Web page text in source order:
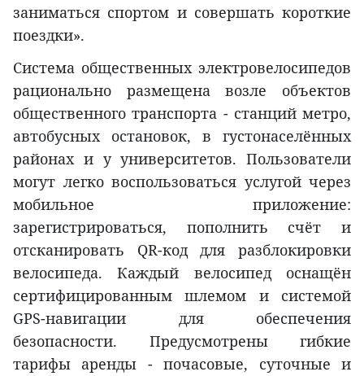
заниматься спортом и совершать короткие
поездки».
Система общественных электровелосипедов
рационально размещена возле объектов
общественного транспорта - станций метро,
автобусных остановок, в густонаселённых
районах и у университетов. Пользователи
могут легко воспользоваться услугой через
мобильное приложение:
зарегистрироваться, пополнить счёт и
отсканировать QR-код для разблокировки
велосипеда. Каждый велосипед оснащён
сертифицированным шлемом и системой
GPS-навигации для обеспечения
безопасности. Предусмотрены гибкие
тарифы аренды - почасовые, суточные и